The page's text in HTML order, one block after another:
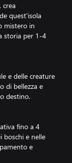
crea
quest'isola
mistero in
storia per 1-4
e delle creature
di bellezza e
destino.
fino a 4
boschi e nelle
e